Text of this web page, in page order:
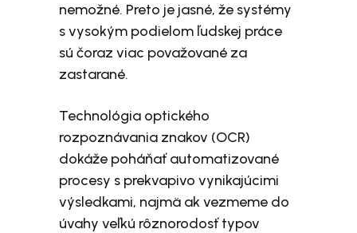
nemožné. Preto je jasné, že systémy
s vysokým podielom ľudskej práce
sú čoraz viac považované za
zastarané.
Technológia optického
rozpoznávania znakov (OCR)
dokáže poháňať automatizované
procesy s prekvapivo vynikajúcimi
výsledkami, najmä ak vezmeme do
úvahy veľkú rôznorodosť typov